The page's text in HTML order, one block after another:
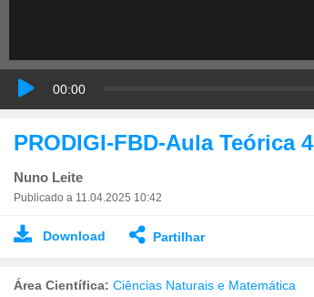
00:00
PRODIGI-FBD-Aula Teórica 4
Nuno Leite
Publicado a 11.04.2025 10:42
Download Partilhar
Área Científica: Ciências Naturais e Matemática